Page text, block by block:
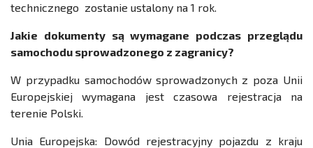
technicznego zostanie ustalony na 1 rok.
Jakie dokumenty są wymagane podczas przeglądu
samochodu sprowadzonego z zagranicy?
W przypadku samochodów sprowadzonych z poza Unii
Europejskiej wymagana jest czasowa rejestracja na
terenie Polski.
Unia Europejska: Dowód rejestracyjny pojazdu z kraju